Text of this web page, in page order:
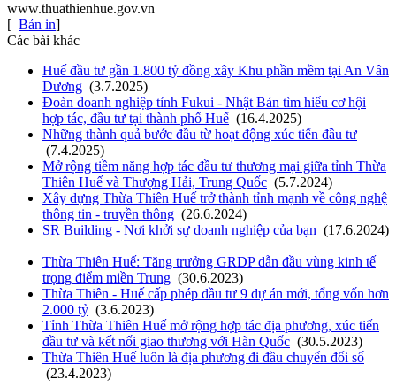
www.thuathienhue.gov.vn
[ Bản in]
Các bài khác
Huế đầu tư gần 1.800 tỷ đồng xây Khu phần mềm tại An Vân
Dương (3.7.2025)
Đoàn doanh nghiệp tỉnh Fukui - Nhật Bản tìm hiểu cơ hội
hợp tác, đầu tư tại thành phố Huế (16.4.2025)
Những thành quả bước đầu từ hoạt động xúc tiến đầu tư
(7.4.2025)
Mở rộng tiềm năng hợp tác đầu tư thương mại giữa tỉnh Thừa
Thiên Huế và Thượng Hải, Trung Quốc (5.7.2024)
Xây dựng Thừa Thiên Huế trở thành tỉnh mạnh về công nghệ
thông tin - truyền thông (26.6.2024)
SR Building - Nơi khởi sự doanh nghiệp của bạn (17.6.2024)
Thừa Thiên Huế: Tăng trưởng GRDP dẫn đầu vùng kinh tế
trọng điểm miền Trung (30.6.2023)
Thừa Thiên - Huế cấp phép đầu tư 9 dự án mới, tổng vốn hơn
2.000 tỷ (3.6.2023)
Tỉnh Thừa Thiên Huế mở rộng hợp tác địa phương, xúc tiến
đầu tư và kết nối giao thương với Hàn Quốc (30.5.2023)
Thừa Thiên Huế luôn là địa phương đi đầu chuyển đổi số
(23.4.2023)